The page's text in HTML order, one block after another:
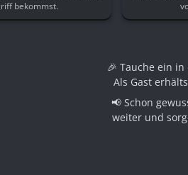
bekommst.
🎉 Tauche ein
Als Gast
📢 Schon
weiter und